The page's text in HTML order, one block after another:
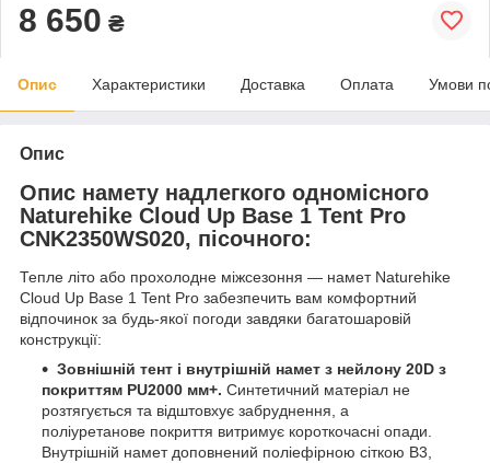
8 650 ₴
Опис Характеристики Доставка Оплата Умови
Опис
Опис намету надлегкого одномісного
Naturehike Cloud Up Base 1 Tent Pro
CNK2350WS020, пісочного:
Тепле літо або прохолодне міжсезоння — намет Naturehike
Cloud Up Base 1 Tent Pro забезпечить вам комфортний
відпочинок за будь-якої погоди завдяки багатошаровій
конструкції:
Зовнішній тент і внутрішній намет з нейлону 20D з
покриттям PU2000 мм+. Синтетичний матеріал не
розтягується та відштовхує забруднення, а
поліуретанове покриття витримує короткочасні опади.
Внутрішній намет доповнений поліефірною сіткою B3,